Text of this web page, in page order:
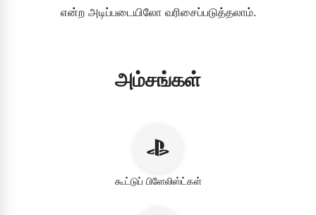
என்ற அடிப்படையிலோ வரிசைப்படுத்தலாம்.
அம்சங்கள்
கூட்டுப் பிளேலிஸ்ட்கள்